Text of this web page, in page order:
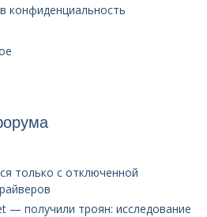
конфиденциальность
только с отключенной
— получили троян: исследование